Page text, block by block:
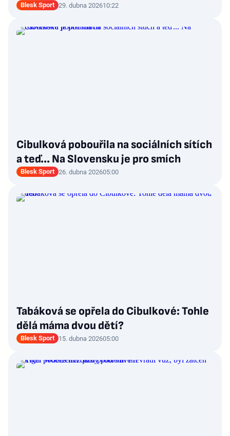
Blesk Sport 29. dubna 202610:22
Cibulková pobouřila na sociálních sítích
a teď... Na Slovensku je pro smích
Blesk Sport 26. dubna 202605:00
Tabáková se opřela do Cibulkové: Tohle
dělá máma dvou dětí?
Blesk Sport 15. dubna 202605:00